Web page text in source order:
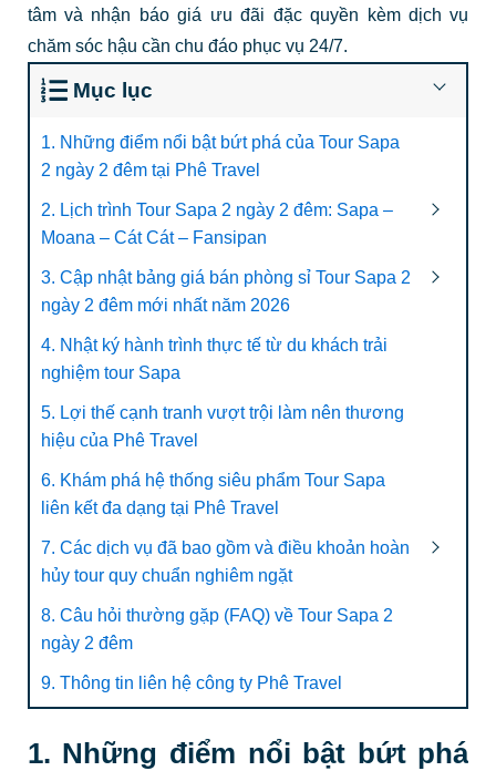
tâm và nhận báo giá ưu đãi đặc quyền kèm dịch vụ
chăm sóc hậu cần chu đáo phục vụ 24/7.
Mục lục
1. Những điểm nổi bật bứt phá của Tour Sapa
2 ngày 2 đêm tại Phê Travel
2. Lịch trình Tour Sapa 2 ngày 2 đêm: Sapa –
Moana – Cát Cát – Fansipan
3. Cập nhật bảng giá bán phòng sỉ Tour Sapa 2
ngày 2 đêm mới nhất năm 2026
4. Nhật ký hành trình thực tế từ du khách trải
nghiệm tour Sapa
5. Lợi thế cạnh tranh vượt trội làm nên thương
hiệu của Phê Travel
6. Khám phá hệ thống siêu phẩm Tour Sapa
liên kết đa dạng tại Phê Travel
7. Các dịch vụ đã bao gồm và điều khoản hoàn
hủy tour quy chuẩn nghiêm ngặt
8. Câu hỏi thường gặp (FAQ) về Tour Sapa 2
ngày 2 đêm
9. Thông tin liên hệ công ty Phê Travel
1. Những điểm nổi bật bứt phá